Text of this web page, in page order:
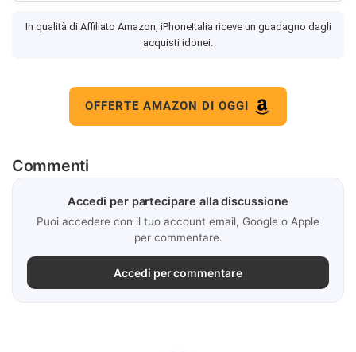
In qualità di Affiliato Amazon, iPhoneItalia riceve un guadagno dagli
acquisti idonei.
OFFERTE AMAZON DI OGGI
Commenti
Accedi per partecipare alla discussione
Puoi accedere con il tuo account email, Google o Apple
per commentare.
Accedi per commentare